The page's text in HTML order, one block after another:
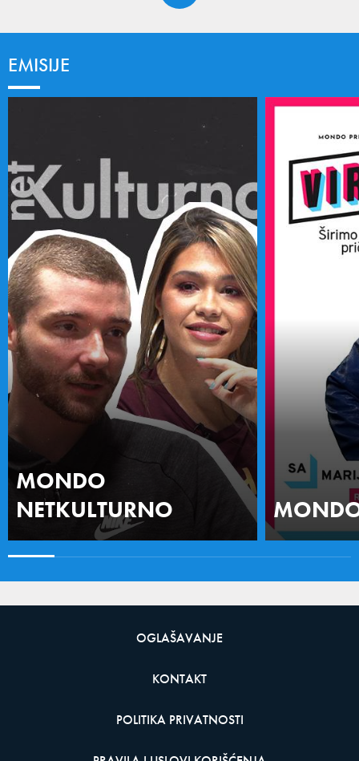
EMISIJE
MONDO
NETKULTURNO
OGLAŠAVANJE
KONTAKT
POLITIKA PRIVATNOSTI